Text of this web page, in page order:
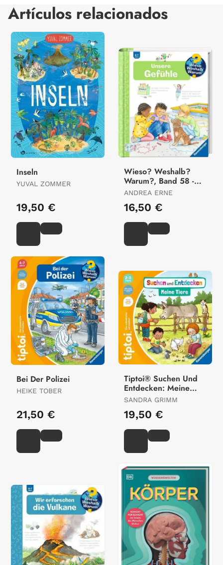
Artículos relacionados
Inseln
YUVAL ZOMMER
19,50 €
Wieso? Weshalb?
Warum?, Band 58 -
Unsere Gefühle
ANDREA ERNE
16,50 €
Bei Der Polizei
HEIKE TOBER
21,50 €
Tiptoi® Suchen Und
Entdecken: Meine
Tiere
SANDRA GRIMM
19,50 €